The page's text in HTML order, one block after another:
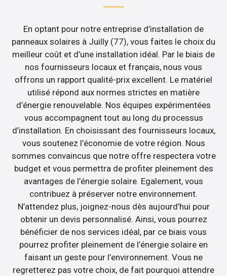
En optant pour notre entreprise d’installation de
panneaux solaires à Juilly (77), vous faites le choix du
meilleur coût et d’une installation idéal. Par le biais de
nos fournisseurs locaux et français, nous vous
offrons un rapport qualité-prix excellent. Le matériel
utilisé répond aux normes strictes en matière
d’énergie renouvelable. Nos équipes expérimentées
vous accompagnent tout au long du processus
d’installation. En choisissant des fournisseurs locaux,
vous soutenez l’économie de votre région. Nous
sommes convaincus que notre offre respectera votre
budget et vous permettra de profiter pleinement des
avantages de l’énergie solaire. Egalement, vous
contribuez à préserver notre environnement.
N’attendez plus, joignez-nous dès aujourd’hui pour
obtenir un devis personnalisé. Ainsi, vous pourrez
bénéficier de nos services idéal, par ce biais vous
pourrez profiter pleinement de l’énergie solaire en
faisant un geste pour l’environnement. Vous ne
regretterez pas votre choix, de fait pourquoi attendre